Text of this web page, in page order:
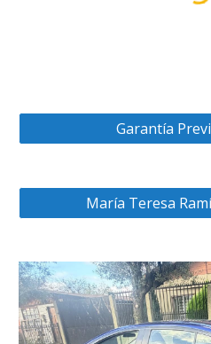
Garantía
María Teresa